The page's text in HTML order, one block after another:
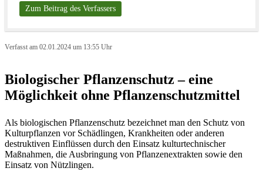
Zum Beitrag des Verfassers
Verfasst am 02.01.2024 um 13:55 Uhr
Biologischer Pflanzenschutz – eine
Möglichkeit ohne Pflanzenschutzmittel
Als biologischen Pflanzenschutz bezeichnet man den Schutz von
Kulturpflanzen vor Schädlingen, Krankheiten oder anderen
destruktiven Einflüssen durch den Einsatz kulturtechnischer
Maßnahmen, die Ausbringung von Pflanzenextrakten sowie den
Einsatz von Nützlingen.